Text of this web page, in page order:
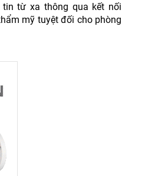
từ xa thông qua kết nối
mỹ tuyệt đối cho phòng